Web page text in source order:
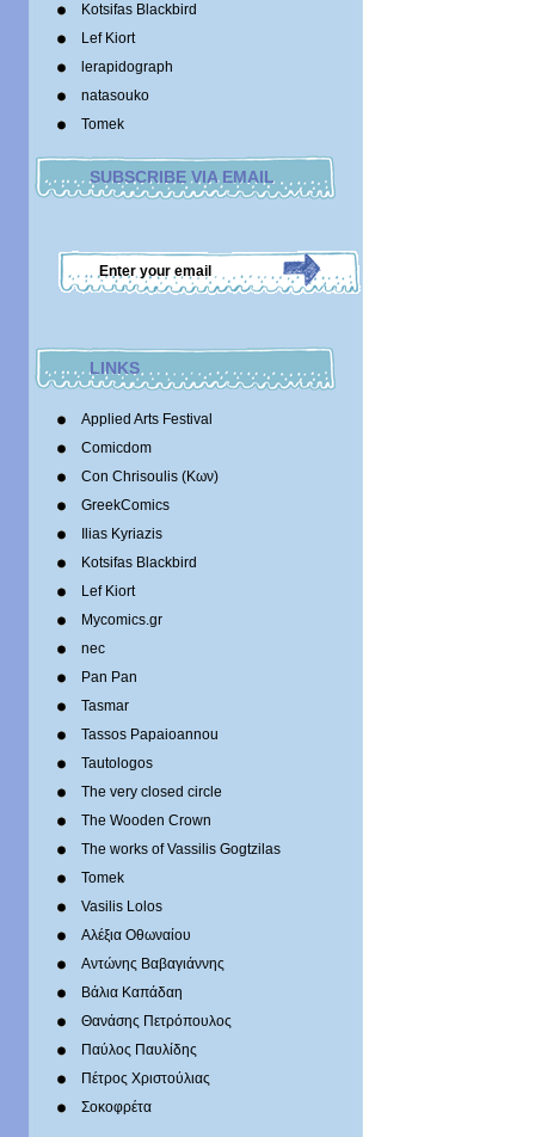
Kotsifas Blackbird
Lef Kiort
lerapidograph
natasouko
Tomek
SUBSCRIBE VIA EMAIL
LINKS
Applied Arts Festival
Comicdom
Con Chrisoulis (Κων)
GreekComics
Ilias Kyriazis
Kotsifas Blackbird
Lef Kiort
Mycomics.gr
nec
Pan Pan
Tasmar
Tassos Papaioannou
Tautologos
The very closed circle
The Wooden Crown
The works of Vassilis Gogtzilas
Tomek
Vasilis Lolos
Αλέξια Οθωναίου
Αντώνης Βαβαγιάννης
Βάλια Καπάδαη
Θανάσης Πετρόπουλος
Παύλος Παυλίδης
Πέτρος Χριστούλιας
Σοκοφρέτα